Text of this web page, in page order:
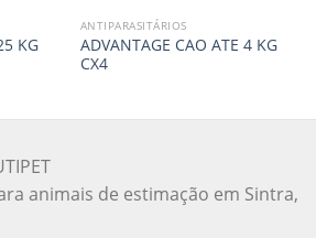
KG
ANTIPARASITÁRIOS
ADVANTAGE CAO ATE 4 KG
CX4
animais de estimação em Sintra,